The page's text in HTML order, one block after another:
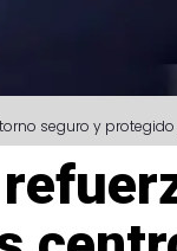
seguro y